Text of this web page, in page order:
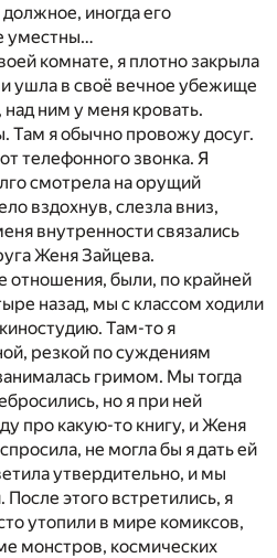
должное, иногда его
уместны…
комнате, я плотно закрыла
ушла в своё вечное убежище
ним у меня кровать.
Там я обычно провожу досуг.
телефонного звонка. Я
смотрела на орущий
вздохнув, слезла вниз,
внутренности связались
Женя Зайцева.
отношения, были, по крайней
назад, мы с классом ходили
Там-то я
резкой по суждениям
гримом. Мы тогда
но я при ней
про какую-то книгу, и Женя
не могла бы я дать ей
утвердительно, и мы
этого встретились, я
утопили в мире комиксов,
монстров, космических